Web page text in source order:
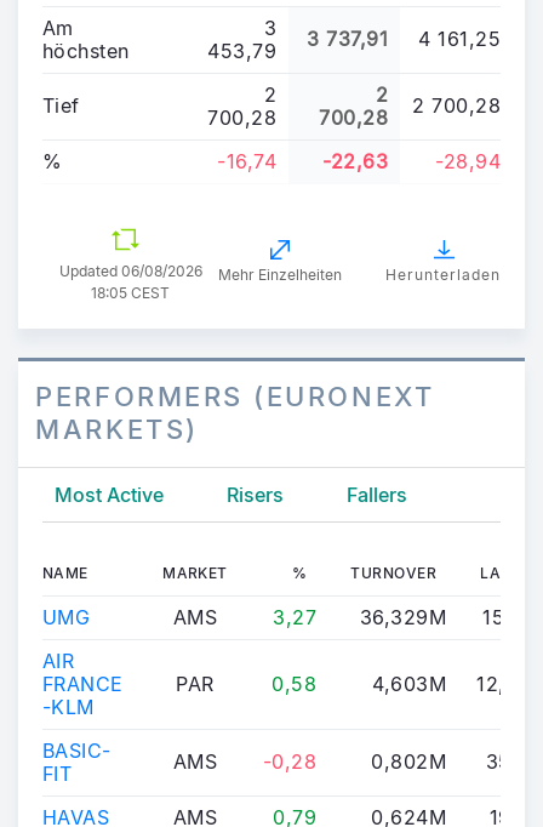
Am
höchsten
3
453,79
3 737,91 4 161,25
Tief
2
700,28
2
700,28
2 700,28
% -16,74 -22,63 -28,94
Updated 06/08/2026
18:05 CEST
Mehr Einzelheiten Herunterladen
PERFORMERS (EURONEXT
MARKETS)
Most Active Risers Fallers
NAME MARKET % TURNOVER LAST
UMG AMS 3,27 36,329M
15,175
AIR
FRANCE
-KLM
PAR 0,58 4,603M 12,965
BASIC-
FIT
AMS -0,28 0,802M 35,22
HAVAS AMS 0,79 0,624M 19,25